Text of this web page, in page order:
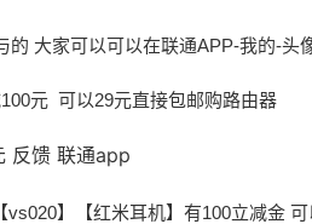
的 大家可以可以在联通APP-我的-头
元 可以29元直接包邮购路由器
反馈 联通app
】【红米耳机】有100立减金